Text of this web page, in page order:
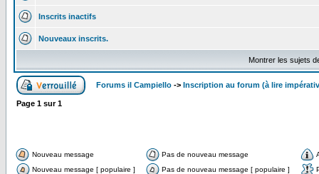
Inscrits inactifs
Nouveaux inscrits.
Montrer les sujets
Forums il Campiello -> Inscription au forum (à lire
Page 1 sur1
Nouveau message Pas de nouveau message
Nouveau message [ populaire ]
Pas de nouveau message [ populaire ]